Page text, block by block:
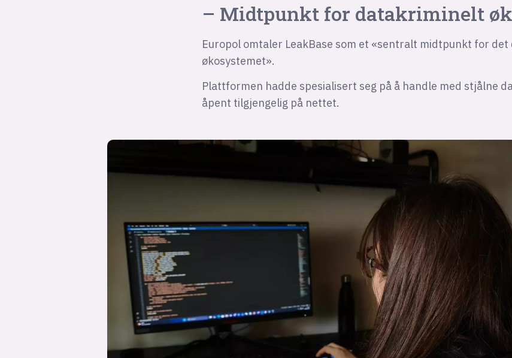
– Midtpunkt for datakriminelt
Europol omtaler LeakBase som et «sentralt midtpunkt for
økosystemet».
Plattformen hadde spesialisert seg på å handle med stjålne
åpent tilgjengelig på nettet.